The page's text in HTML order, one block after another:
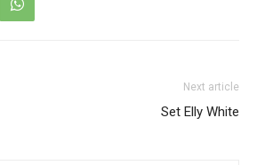
Next article
Set Elly White